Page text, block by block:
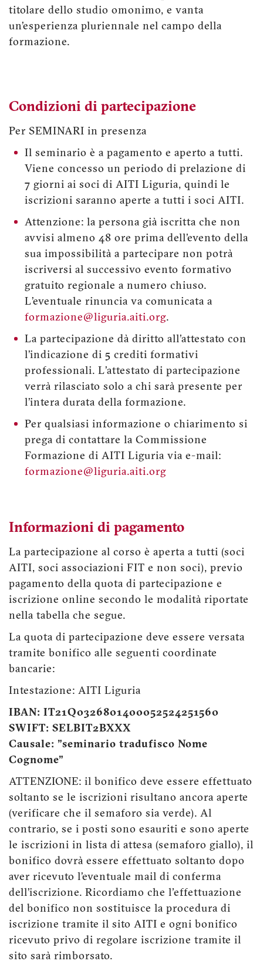
titolare dello studio omonimo, e vanta
un’esperienza pluriennale nel campo della
formazione.
Condizioni di partecipazione
Per SEMINARI in presenza
Il seminario è a pagamento e aperto a tutti.
Viene concesso un periodo di prelazione di
7 giorni ai soci di AITI Liguria, quindi le
iscrizioni saranno aperte a tutti i soci AITI.
Attenzione: la persona già iscritta che non
avvisi almeno 48 ore prima dell’evento della
sua impossibilità a partecipare non potrà
iscriversi al successivo evento formativo
gratuito regionale a numero chiuso.
L’eventuale rinuncia va comunicata a
formazione@liguria.aiti.org.
La partecipazione dà diritto all’attestato con
l’indicazione di 5 crediti formativi
professionali. L’attestato di partecipazione
verrà rilasciato solo a chi sarà presente per
l’intera durata della formazione.
Per qualsiasi informazione o chiarimento si
prega di contattare la Commissione
Formazione di AITI Liguria via e-mail:
formazione@liguria.aiti.org
Informazioni di pagamento
La partecipazione al corso è aperta a tutti (soci
AITI, soci associazioni FIT e non soci), previo
pagamento della quota di partecipazione e
iscrizione online secondo le modalità riportate
nella tabella che segue.
La quota di partecipazione deve essere versata
tramite bonifico alle seguenti coordinate
bancarie:
Intestazione: AITI Liguria
IBAN: IT21Q0326801400052524251560
SWIFT: SELBIT2BXXX
Causale: "seminario tradufisco Nome
Cognome"
ATTENZIONE: il bonifico deve essere effettuato
soltanto se le iscrizioni risultano ancora aperte
(verificare che il semaforo sia verde). Al
contrario, se i posti sono esauriti e sono aperte
le iscrizioni in lista di attesa (semaforo giallo), il
bonifico dovrà essere effettuato soltanto dopo
aver ricevuto l’eventuale mail di conferma
dell’iscrizione. Ricordiamo che l'effettuazione
del bonifico non sostituisce la procedura di
iscrizione tramite il sito AITI e ogni bonifico
ricevuto privo di regolare iscrizione tramite il
sito sarà rimborsato.